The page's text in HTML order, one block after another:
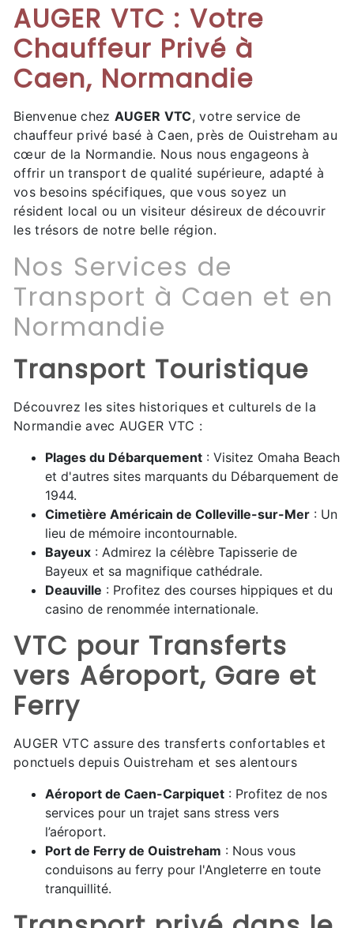
AUGER VTC : Votre
Chauffeur Privé à
Caen, Normandie
Bienvenue chez AUGER VTC, votre service de
chauffeur privé basé à Caen, près de Ouistreham au
cœur de la Normandie. Nous nous engageons à
offrir un transport de qualité supérieure, adapté à
vos besoins spécifiques, que vous soyez un
résident local ou un visiteur désireux de découvrir
les trésors de notre belle région.
Nos Services de
Transport à Caen et en
Normandie
Transport Touristique
Découvrez les sites historiques et culturels de la
Normandie avec AUGER VTC :
Plages du Débarquement : Visitez Omaha Beach
et d'autres sites marquants du Débarquement de
1944.
Cimetière Américain de Colleville-sur-Mer : Un
lieu de mémoire incontournable.
Bayeux : Admirez la célèbre Tapisserie de
Bayeux et sa magnifique cathédrale.
Deauville : Profitez des courses hippiques et du
casino de renommée internationale.
VTC pour Transferts
vers Aéroport, Gare et
Ferry
AUGER VTC assure des transferts confortables et
ponctuels depuis Ouistreham et ses alentours
Aéroport de Caen-Carpiquet : Profitez de nos
services pour un trajet sans stress vers
l’aéroport.
Port de Ferry de Ouistreham : Nous vous
conduisons au ferry pour l'Angleterre en toute
tranquillité.